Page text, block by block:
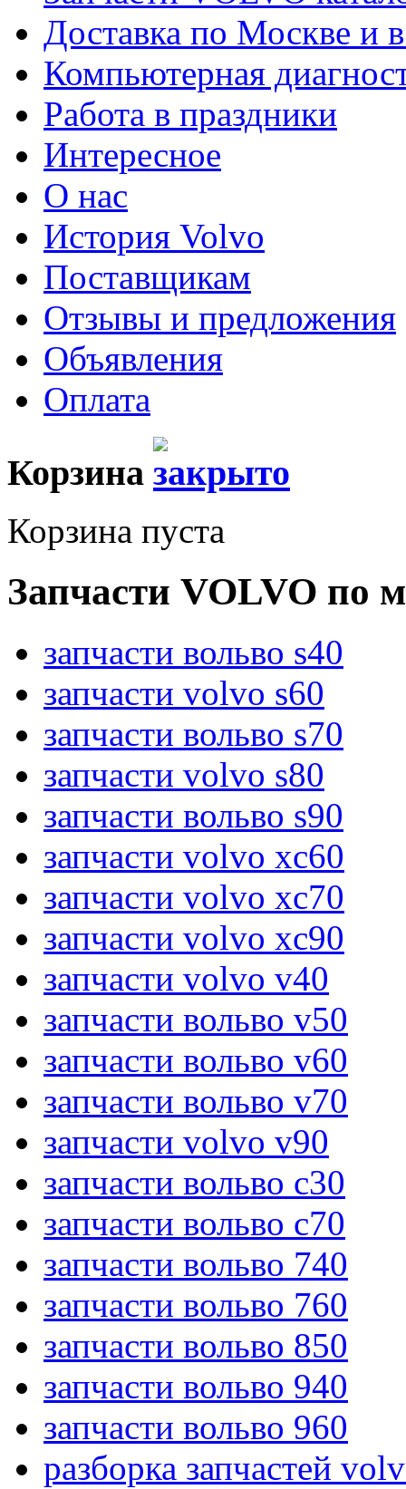
Доставка по Москве и
Компьютерная
Работа в праздники
Интересное
О нас
История Volvo
Поставщикам
Отзывы и предложения
Объявления
Оплата
Корзина
Корзина пуста
Запчасти VOLVO по
запчасти вольво s40
запчасти volvo s60
запчасти вольво s70
запчасти volvo s80
запчасти вольво s90
запчасти volvo xc60
запчасти volvo xc70
запчасти volvo xc90
запчасти volvo v40
запчасти вольво v50
запчасти вольво v60
запчасти вольво v70
запчасти volvo v90
запчасти вольво c30
запчасти вольво c70
запчасти вольво 740
запчасти вольво 760
запчасти вольво 850
запчасти вольво 940
запчасти вольво 960
разборка запчастей